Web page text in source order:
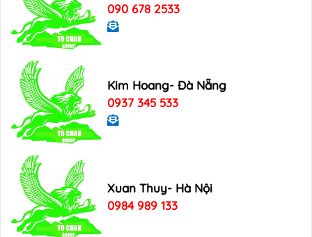
090 678 2533
Kim Hoang- Đà Nẵng
0937 345 533
Xuan Thuy- Hà Nội
0984 989 133